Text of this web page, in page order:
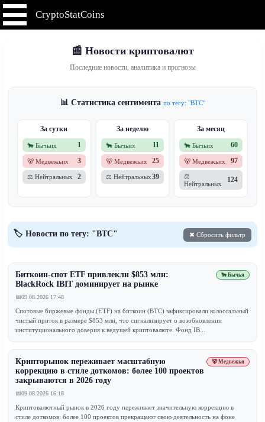
CryptoStatCoins
📰 Новости криптовалют
Последние новости, аналитика и прогнозы
📊 Статистика сентимента по тегу: "BTC"
За сутки
🐂 Бычьих 1
🐻 Медвежьих 3
⚖️ Нейтральных 2
За неделю
🐂 Бычьих 11
🐻 Медвежьих 25
⚖️ Нейтральных39
За месяц
🐂 Бычьих 60
🐻 Медвежьих 97
⚖️
Нейтральных
124
🏷️ Новости по тегу: "BTC" ✖ Сбросить фильтр
🐂 Бычья
Биткоин-спот ETF привлекли $853 млн:
BlackRock IBIT доминирует на рынке
📅09.08.2026 17:48
Спотовые биржевые фонды (ETF) на биткоин (BTC) зафиксировали колоссальный
чистый приток в размере $853 млн, что сигнализирует о возобновлении
институционального доверия к ведущей криптовалюте. Фонд IB...
🐻 Медвежья
Крипторынок переживает масштабную
коррекцию в стиле доткомов: более 100 проектов
закрываются в 2026 году
📅09.08.2026 16:18
Криптовалютный рынок в 2026 году переживает значительную коррекцию в
стиле доткомов: более 100 проектов прекращают свою деятельность на фоне